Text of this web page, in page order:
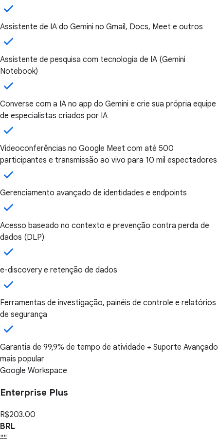
Assistente de IA do Gemini no Gmail, Docs, Meet e outros
Assistente de pesquisa com tecnologia de IA (Gemini
Notebook)
Converse com a IA no app do Gemini e crie sua própria equipe
de especialistas criados por IA
Videoconferências no Google Meet com até 500
participantes e transmissão ao vivo para 10 mil espectadores
Gerenciamento avançado de identidades e endpoints
Acesso baseado no contexto e prevenção contra perda de
dados (DLP)
e-discovery e retenção de dados
Ferramentas de investigação, painéis de controle e relatórios
de segurança
Garantia de 99,9% de tempo de atividade + Suporte Avançado
mais popular
Google Workspace
Enterprise Plus
R$203.00
BRL
""